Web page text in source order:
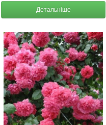
Детальніше